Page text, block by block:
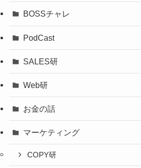
BOSSチャレ
PodCast
SALES研
Web研
お金の話
マーケティング
COPY研